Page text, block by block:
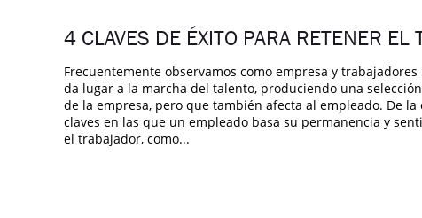
4 CLAVES DE ÉXITO PARA RETENER EL
Frecuentemente observamos como empresa y
da lugar a la marcha del talento, produciendo una
de la empresa, pero que también afecta al empleado. De
claves en las que un empleado basa su permanencia y
el trabajador, como...